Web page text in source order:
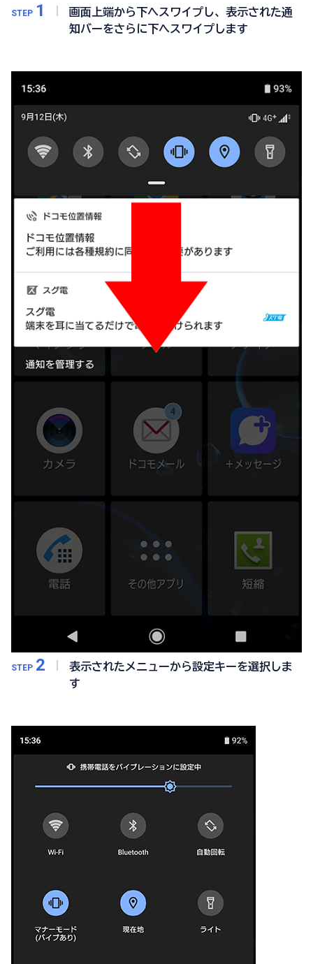
STEP 1
画面上端から下へスワイプし、表示された通
知バーをさらに下へスワイプします
STEP 2
表示されたメニューから設定キーを選択しま
す